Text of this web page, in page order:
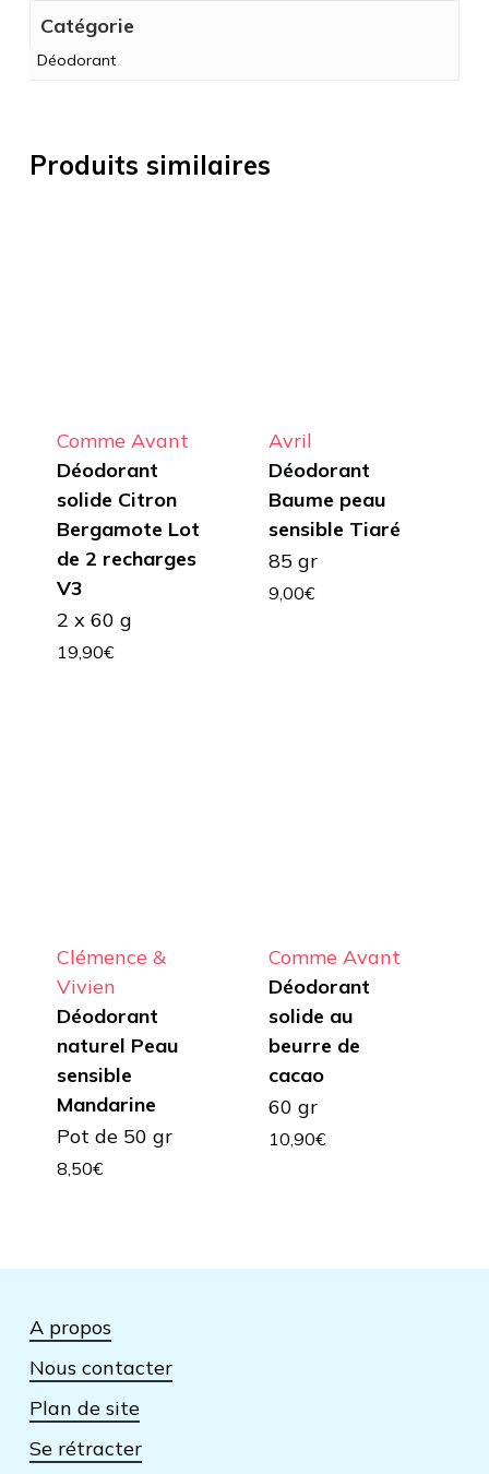
Catégorie
Déodorant
Produits similaires
Comme Avant
Déodorant
solide Citron
Bergamote Lot
de 2 recharges
V3
2 x 60 g
19,90€
Avril
Déodorant
Baume peau
sensible Tiaré
85 gr
9,00€
Clémence &
Vivien
Déodorant
naturel Peau
sensible
Mandarine
Pot de 50 gr
8,50€
Comme Avant
Déodorant
solide au
beurre de
cacao
60 gr
10,90€
A propos
Nous contacter
Plan de site
Se rétracter